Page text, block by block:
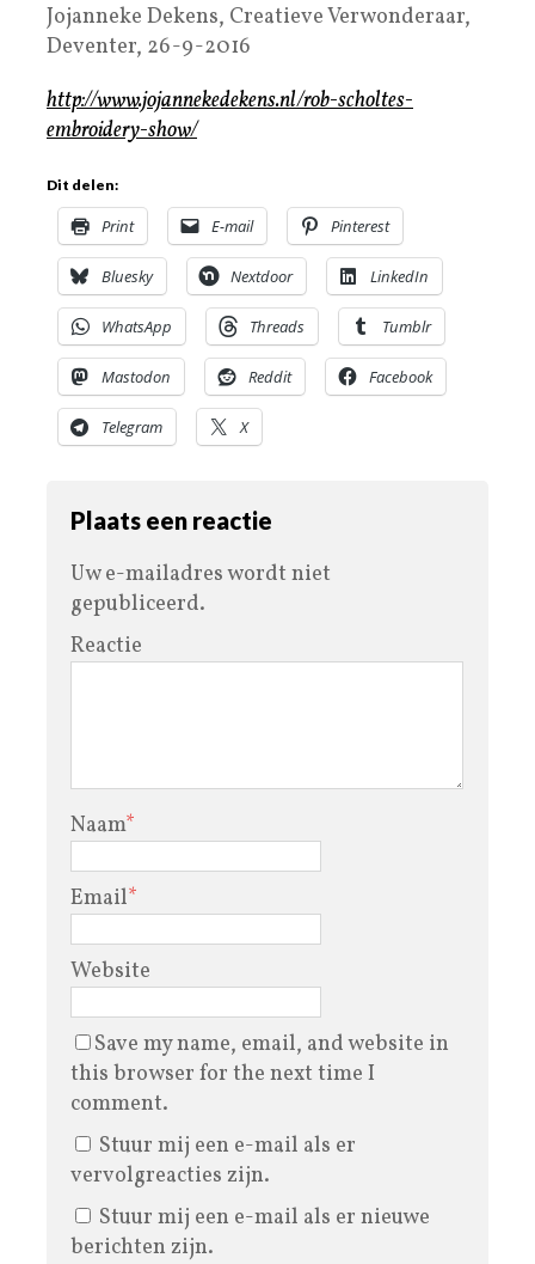
Jojanneke Dekens, Creatieve Verwonderaar,
Deventer, 26-9-2016
http://www.jojannekedekens.nl/rob-scholtes-
embroidery-show/
Dit delen:
Print E-mail Pinterest
Bluesky Nextdoor LinkedIn
WhatsApp Threads Tumblr
Mastodon Reddit Facebook
Telegram X
Plaats een reactie
Uw e-mailadres wordt niet
gepubliceerd.
Reactie
Naam*
Email*
Website
Save my name, email, and website in
this browser for the next time I
comment.
Stuur mij een e-mail als er
vervolgreacties zijn.
Stuur mij een e-mail als er nieuwe
berichten zijn.